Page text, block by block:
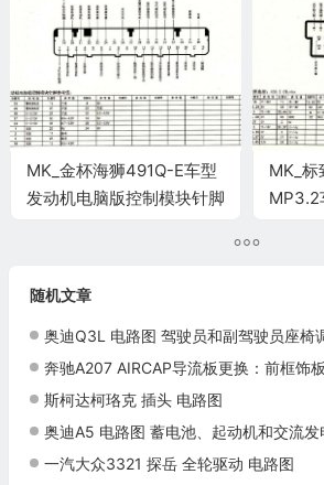
MK_金杯海狮491Q-E车型
发动机电脑版控制模块针脚
MK_
MP3.2
随机文章
奥迪Q3L 电路图 驾驶员和副驾驶员座椅调整功能,
奔驰A207 AIRCAP导流板更换：前框饰板、
斯柯达柯珞克 插头 电路图
奥迪A5 电路图 蓄电池、起动机和交流
一汽大众3321 探岳 全轮驱动 电路图